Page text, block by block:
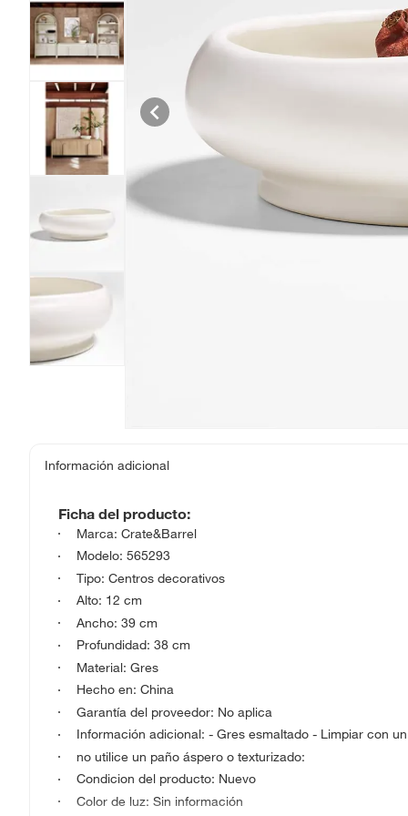
Información adicional
Ficha del producto:
Marca: Crate&Barrel
Modelo: 565293
Tipo: Centros decorativos
Alto: 12 cm
Ancho: 39 cm
Profundidad: 38 cm
Material: Gres
Hecho en: China
Garantía del proveedor: No aplica
Información adicional: - Gres esmaltado - Limpiar con
no utilice un paño áspero o texturizado:
Condicion del producto: Nuevo
Color de luz: Sin información